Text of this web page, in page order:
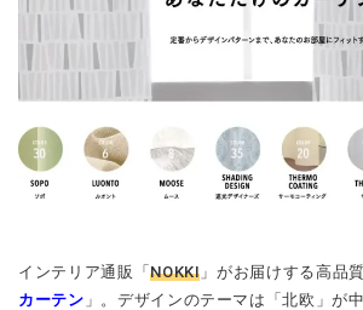
インテリア通販「NOKKI 」がお届けする高品
カーテン 」。デザインのテーマは「北欧」が